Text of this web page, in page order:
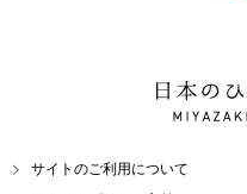
日本のひな
MIYAZAKI
サイトのご利用について